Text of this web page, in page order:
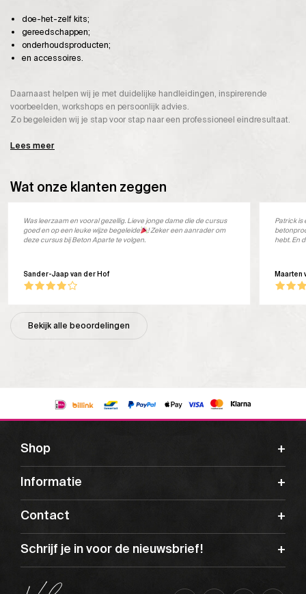
doe-het-zelf kits;
gereedschappen;
onderhoudsproducten;
en accessoires.
Daarnaast helpen wij je met duidelijke handleidingen, inspirerende
voorbeelden, workshops en persoonlijk advies.
Zo begeleiden wij je stap voor stap naar een professioneel eindresultaat.
Lees meer
Wat onze klanten zeggen
Sander-Jaap van der Hof
Was leerzaam en vooral gezellig. Lieve jonge dame die de cursus
goed en op een leuke wijze begeleide
! Zeker een aanrader om
deze cursus bij Beton Aparte te volgen.
Maarten
Patrick is
hebt. En
Bekijk alle beoordelingen
Shop
Informatie
Contact
Schrijf je in voor de nieuwsbrief!